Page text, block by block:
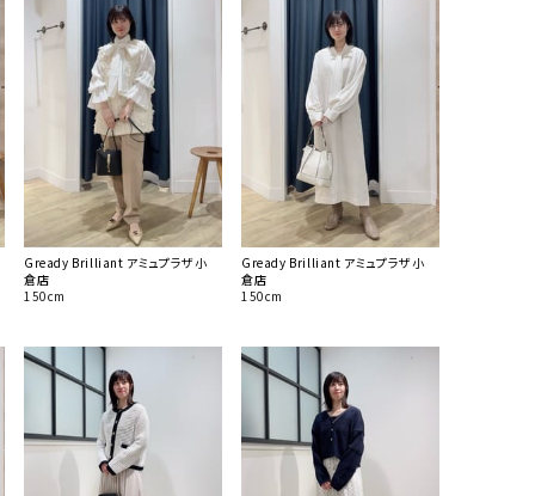
Gready Brilliant アミュプラザ小
倉店
150cm
Gready Brilliant アミュプラザ小
倉店
150cm